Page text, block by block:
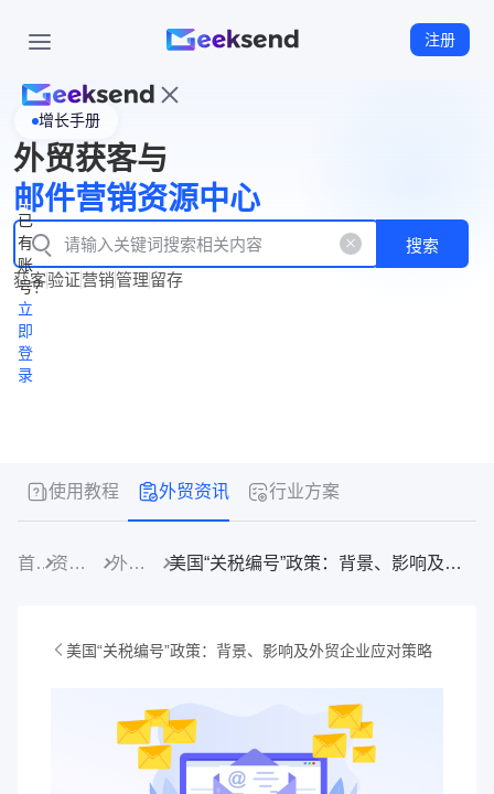
注册
页
WhatsApp
企业号
New
产
品
功
能
产
品
价
格
资
源
中
心
立
即
注
册
已
有
账
号？
立
即
登
录
增长手册
外贸获客与
邮件营销资源中心
搜索
获客验证营销管理留存
使用教程 外贸资讯 行业方案
首页 资源中心 外贸资讯 美国“关税编号”政策：背景、影响及外贸企业应对策略
美国“关税编号”政策：背景、影响及外贸企业应对策略